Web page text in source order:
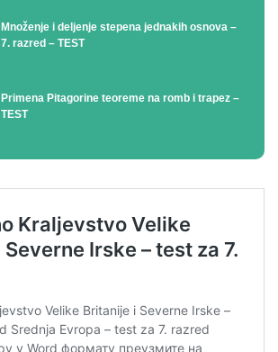
Množenje i deljenje stepena jednakih osnova –
7. razred – TEST
Primena Pitagorine teoreme na romb i trapez –
TEST